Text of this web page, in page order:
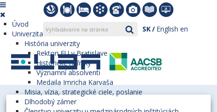
SK English en
Úvod
Univerzita
História univerzity
Rektori EU v Bratislave
Historické míľniky
Významní absolventi
Medaila Imricha Karvaša
Misia, vízia, strategické ciele, poslanie
Dlhodobý zámer